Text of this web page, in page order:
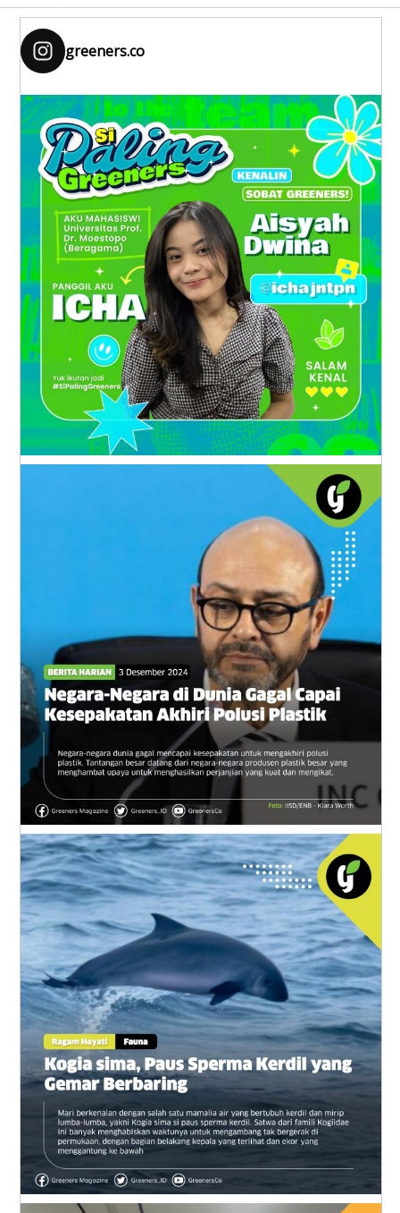
greeners.co